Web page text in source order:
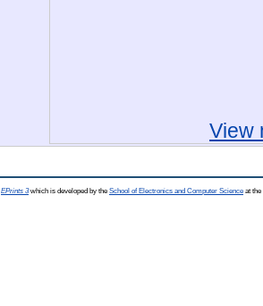
View
EPrints 3which is developed by the School of Electronics and Computer Science at